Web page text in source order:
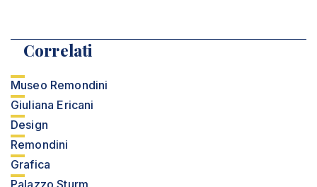
Correlati
Museo Remondini
Giuliana Ericani
Design
Remondini
Grafica
Palazzo Sturm